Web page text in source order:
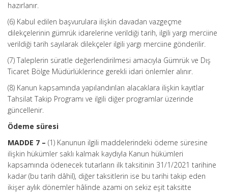
hazırlanır.
(6) Kabul edilen başvurulara ilişkin davadan vazgeçme
dilekçelerinin gümrük idarelerine verildiği tarih, ilgili yargı merciine
verildiği tarih sayılarak dilekçeler ilgili yargı merciine gönderilir.
(7) Taleplerin süratle değerlendirilmesi amacıyla Gümrük ve Dış
Ticaret Bölge Müdürlüklerince gerekli idari önlemler alınır.
(8) Kanun kapsamında yapılandırılan alacaklara ilişkin kayıtlar
Tahsilat Takip Programı ve ilgili diğer programlar üzerinde
güncellenir.
Ödeme süresi
MADDE 7 – (1) Kanunun ilgili maddelerindeki ödeme süresine
ilişkin hükümler saklı kalmak kaydıyla Kanun hükümleri
kapsamında ödenecek tutarların ilk taksitinin 31/1/2021 tarihine
kadar (bu tarih dâhil), diğer taksitlerin ise bu tarihi takip eden
ikişer aylık dönemler hâlinde azami on sekiz eşit taksitte